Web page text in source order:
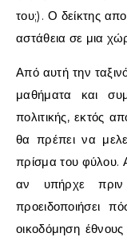
του;). Ο δείκτης
αστάθεια σε μια
Από αυτή την
μαθήματα και
πολιτικής, εκτός
θα πρέπει να
πρίσμα του φύλου.
αν υπήρχε
προειδοποιήσει
οικοδόμηση